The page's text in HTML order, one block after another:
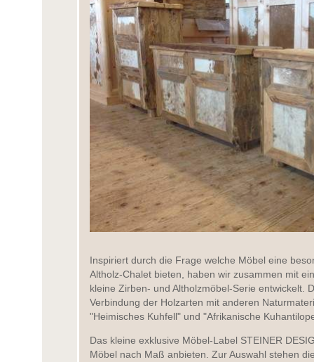
Inspiriert durch die Frage welche Möbel eine
Altholz-Chalet bieten, haben wir zusammen mit
kleine Zirben- und Altholzmöbel-Serie entwickelt.
Verbindung der Holzarten mit anderen
"Heimisches Kuhfell" und "Afrikanische
Das kleine exklusive Möbel-Label STEINER
Möbel nach Maß anbieten. Zur Auswahl stehen